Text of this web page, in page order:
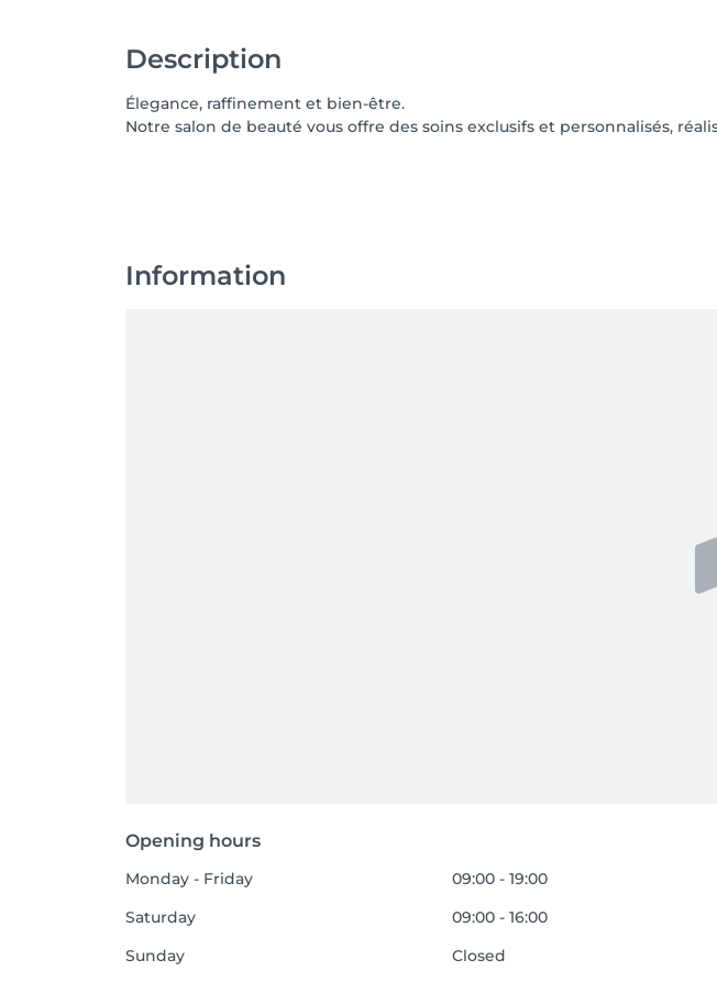
Description
Élegance, raffinement et bien-être.
Notre salon de beauté vous offre des soins exclusifs et personnalisés,
Information
Opening hours
Monday - Friday
09:00 - 19:00
Saturday
09:00 - 16:00
Sunday
Closed